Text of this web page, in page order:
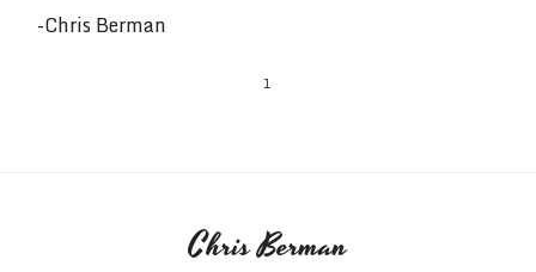
-Chris Berman
1
Chris Berman